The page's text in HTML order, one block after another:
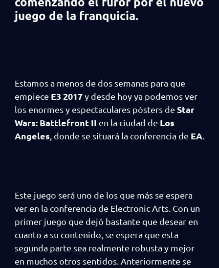
juego de la franquicia.
Estamos a menos de dos semanas para que
empiece E3 2017y desde hoy ya podemos ver
los enormes y espectaculares pósters de Star
Wars: Battlefront II en la ciudad de Los
Angeles , donde se situará la conferencia de EA
Este juego será uno de los que más se espera
ver en la conferencia de Electronic Arts. Con un
primer juego que dejó bastante que desear en
cuanto a su contenido, se espera que esta
segunda parte sea realmente robusta y mejor
en muchos otros sentidos. Anteriormente se